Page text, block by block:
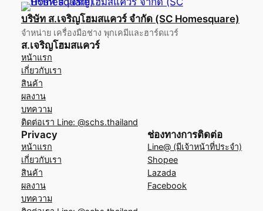
บริษัท ส.เจริญโฮมสแควร์ จำกัด (SC Homesquare)
จำหน่าย เครื่องมือช่าง พุกเคมีและฮาร์ดแวร์
ส.เจริญโฮมสแควร์
หน้าแรก
เกี่ยวกับเรา
สินค้า
ผลงาน
บทความ
ติดต่อเรา Line: @schs.thailand
Privacy
หน้าแรก
เกี่ยวกับเรา
สินค้า
ผลงาน
บทความ
ช่องทางการติดต่อ
Line@ (มีเจ้าหน้าที่ประจำ)
Shopee
Lazada
Facebook